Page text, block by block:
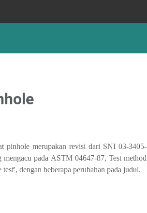
pinhole merupakan revisi dari SNI 03-3405-
pada ASTM 04647-87, Test method
dengan beberapa perubahan pada judul.